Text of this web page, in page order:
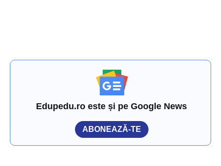
Edupedu.ro este și pe Google News
ABONEAZĂ-TE